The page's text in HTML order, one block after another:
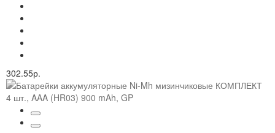
302.55р.